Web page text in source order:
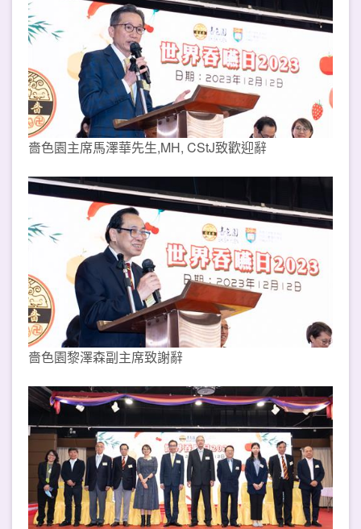
嗇色園主席馬澤華先生,MH, CStJ致歡迎辭
嗇色園黎澤森副主席致謝辭